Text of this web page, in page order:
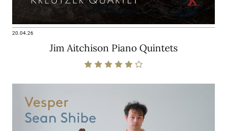
20.04.26
Jim Aitchison Piano Quintets